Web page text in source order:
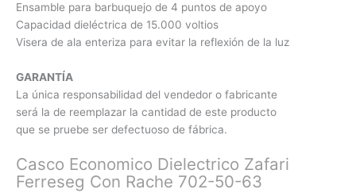
Ensamble para barbuquejo de 4 puntos de apoyo
Capacidad dieléctrica de 15.000 voltios
Visera de ala enteriza para evitar la reflexión de la luz
GARANTÍA
La única responsabilidad del vendedor o fabricante
será la de reemplazar la cantidad de este producto
que se pruebe ser defectuoso de fábrica.
Casco Economico Dielectrico Zafari
Ferreseg Con Rache 702-50-63